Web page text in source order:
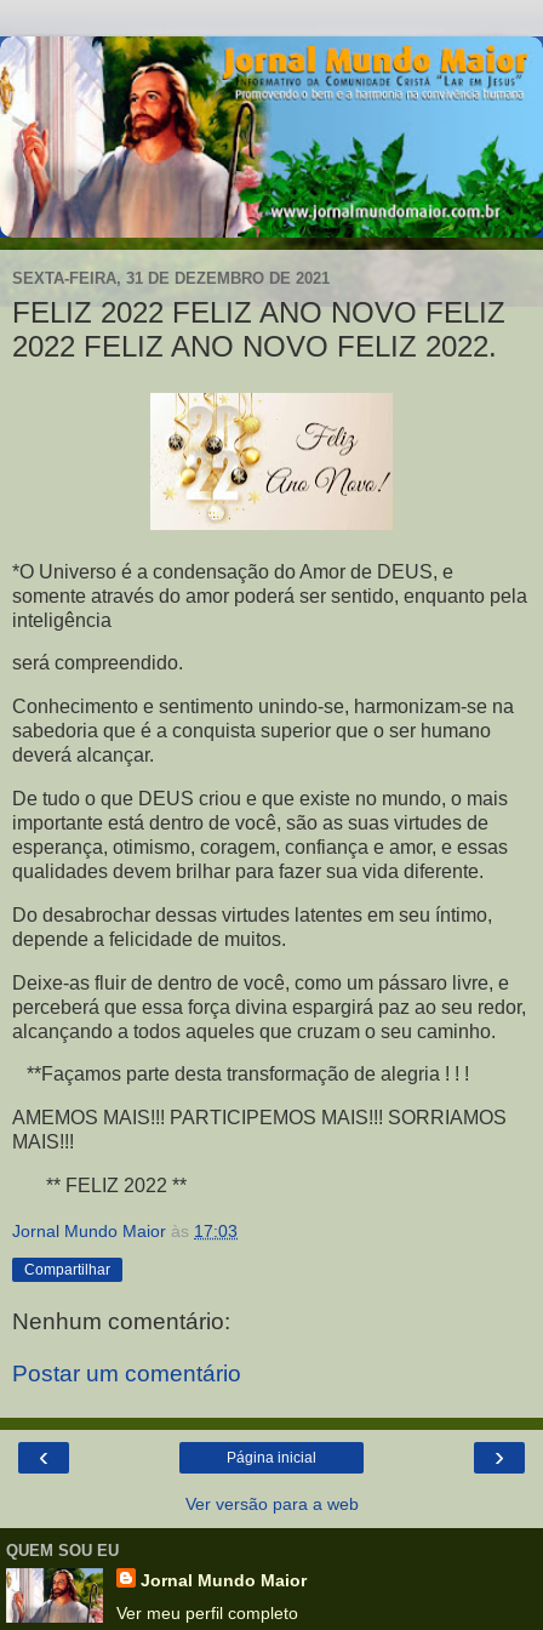
SEXTA-FEIRA, 31 DE DEZEMBRO DE 2021
FELIZ 2022 FELIZ ANO NOVO FELIZ
2022 FELIZ ANO NOVO FELIZ 2022.
*O Universo é a condensação do Amor de DEUS, e
somente através do amor poderá ser sentido, enquanto pela
inteligência
será compreendido.
Conhecimento e sentimento unindo-se, harmonizam-se na
sabedoria que é a conquista superior que o ser humano
deverá alcançar.
De tudo o que DEUS criou e que existe no mundo, o mais
importante está dentro de você, são as suas virtudes de
esperança, otimismo, coragem, confiança e amor, e essas
qualidades devem brilhar para fazer sua vida diferente.
Do desabrochar dessas virtudes latentes em seu íntimo,
depende a felicidade de muitos.
Deixe-as fluir de dentro de você, como um pássaro livre, e
perceberá que essa força divina espargirá paz ao seu redor,
alcançando a todos aqueles que cruzam o seu caminho.
**Façamos parte desta transformação de alegria ! ! !
AMEMOS MAIS!!! PARTICIPEMOS MAIS!!! SORRIAMOS
MAIS!!!
** FELIZ 2022 **
Jornal Mundo Maior às 17:03
Compartilhar
Nenhum comentário:
Postar um comentário
‹ ›
Página inicial
Ver versão para a web
QUEM SOU EU
Jornal Mundo Maior
Ver meu perfil completo